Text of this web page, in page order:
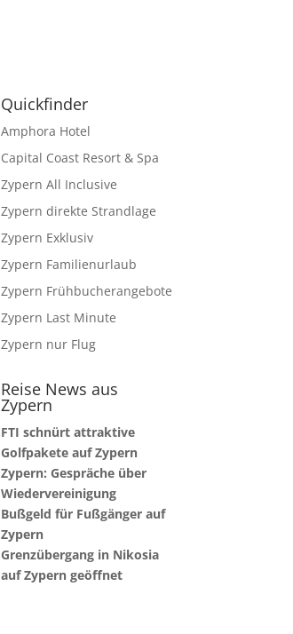
Quickfinder
Amphora Hotel
Capital Coast Resort & Spa
Zypern All Inclusive
Zypern direkte Strandlage
Zypern Exklusiv
Zypern Familienurlaub
Zypern Frühbucherangebote
Zypern Last Minute
Zypern nur Flug
Reise News aus
Zypern
FTI schnürt attraktive
Golfpakete auf Zypern
Zypern: Gespräche über
Wiedervereinigung
Bußgeld für Fußgänger auf
Zypern
Grenzübergang in Nikosia
auf Zypern geöffnet